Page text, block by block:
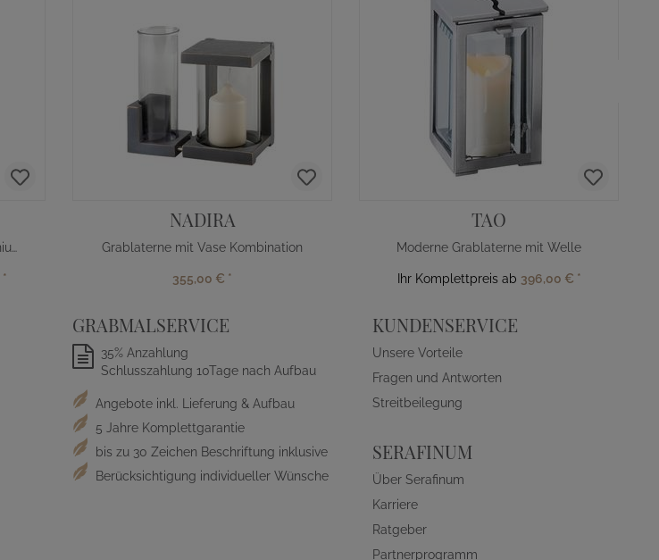
Moderne Grablampe aus Aluminium
*
NADIRA
Grablaterne mit Vase Kombination
355,00 € *
TAO
Moderne Grablaterne mit Welle
Ihr Komplettpreis ab 396,00 € *
GRABMALSERVICE
35% Anzahlung
Schlusszahlung 10Tage nach Aufbau
Angebote inkl. Lieferung & Aufbau
5 Jahre Komplettgarantie
bis zu 30 Zeichen Beschriftung inklusive
Berücksichtigung individueller Wünsche
KUNDENSERVICE
Unsere Vorteile
Fragen und Antworten
Streitbeilegung
SERAFINUM
Über Serafinum
Karriere
Ratgeber
Partnerprogramm